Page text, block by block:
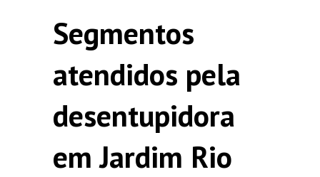
Segmentos
atendidos pela
desentupidora
em Jardim Rio